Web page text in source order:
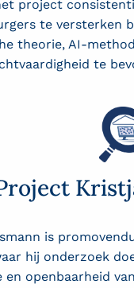
project
te versterken
theorie, AI-
te
is
hij onderzoek
en openbaarheid